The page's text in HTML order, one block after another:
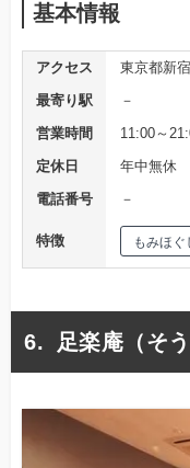
基本情報
アクセス
東京都新
最寄り駅
－
営業時間
11:00～
定休日
年中無休
電話番号
－
特徴 もみほぐ
足楽庵（そ